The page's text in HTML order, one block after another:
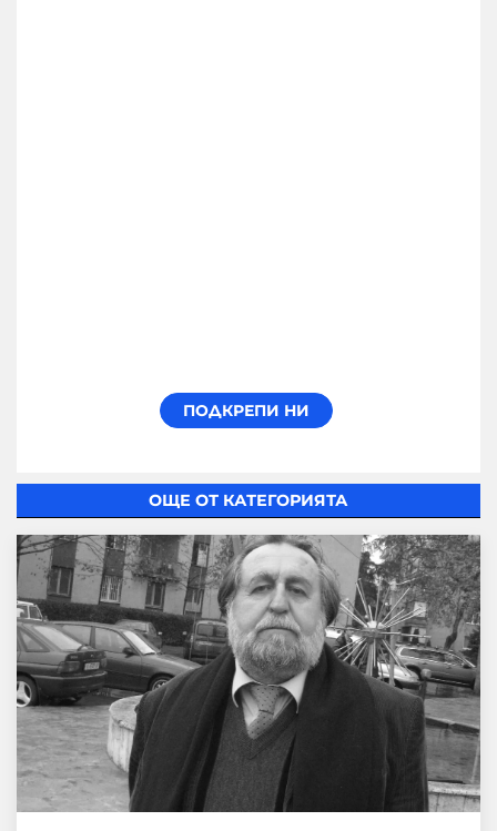
ОЩЕ ОТ КАТЕГОРИЯТА